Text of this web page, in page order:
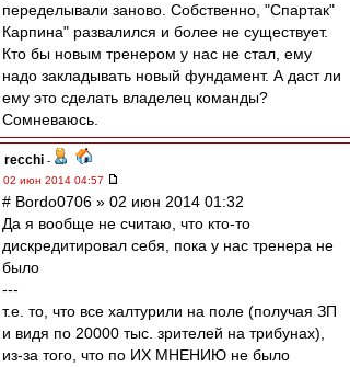
переделывали заново. Собственно, "Спартак"
Карпина" развалился и более не существует.
Кто бы новым тренером у нас не стал, ему
надо закладывать новый фундамент. А даст ли
ему это сделать владелец команды?
Сомневаюсь.
recchi -
02 июн 2014 04:57
# Bordo0706 » 02 июн 2014 01:32
Да я вообще не считаю, что кто-то
дискредитировал себя, пока у нас тренера не
было
---
т.е. то, что все халтурили на поле (получая ЗП
и видя по 20000 тыс. зрителей на трибунах),
из-за того, что по ИХ МНЕНИЮ не было